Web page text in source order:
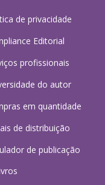
de privacidade
Editorial
profissionais
do autor
em quantidade
de distribuição
de publicação